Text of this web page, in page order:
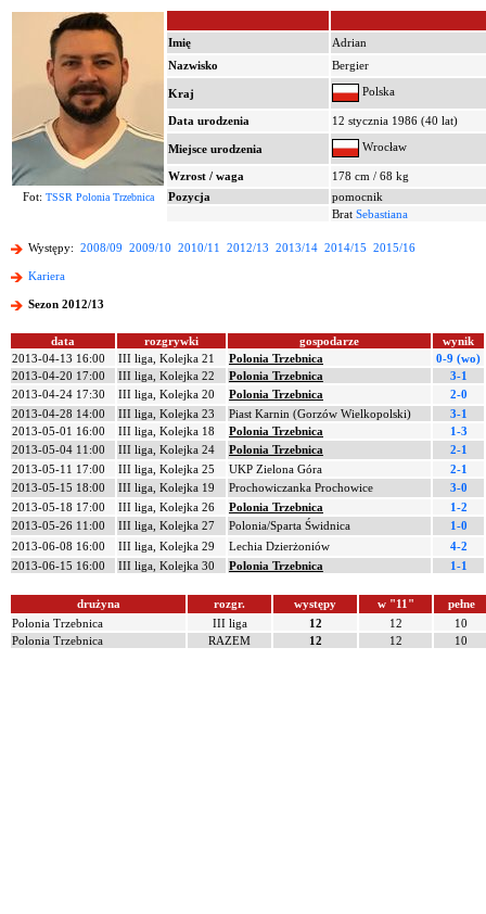
Imię
Adrian
Nazwisko
Bergier
Kraj Polska
Data urodzenia 12 stycznia 1986 (40 lat)
Miejsce urodzenia Wrocław
Wzrost / waga
178 cm / 68 kg
Fot: TSSR Polonia Trzebnica Pozycja
pomocnik
Brat Sebastiana
Występy: 2008/09 2009/10 2010/11 2012/13 2013/14 2014/15 2015/16
Kariera
Sezon 2012/13
data rozgrywki gospodarze
wynik
2013-04-13 16:00
III liga, Kolejka 21 Polonia Trzebnica
0-9 (wo)
2013-04-20 17:00
III liga, Kolejka 22 Polonia Trzebnica
3-1
2013-04-24 17:30
III liga, Kolejka 20 Polonia Trzebnica
2-0
2013-04-28 14:00
III liga, Kolejka 23 Piast Karnin (Gorzów Wielkopolski)
3-1
2013-05-01 16:00
III liga, Kolejka 18 Polonia Trzebnica
1-3
2013-05-04 11:00
III liga, Kolejka 24 Polonia Trzebnica
2-1
2013-05-11 17:00
III liga, Kolejka 25 UKP Zielona Góra
2-1
2013-05-15 18:00
III liga, Kolejka 19 Prochowiczanka Prochowice
3-0
2013-05-18 17:00
III liga, Kolejka 26 Polonia Trzebnica
1-2
2013-05-26 11:00
III liga, Kolejka 27 Polonia/Sparta Świdnica
1-0
2013-06-08 16:00
III liga, Kolejka 29 Lechia Dzierżoniów
4-2
2013-06-15 16:00
III liga, Kolejka 30 Polonia Trzebnica 1-1
drużyna rozgr. występy w "11"
pełne
Polonia Trzebnica
III liga 12 12
10
Polonia Trzebnica
RAZEM 12 12 10